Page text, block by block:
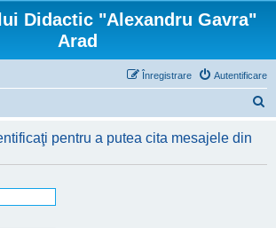
Didactic "Alexandru Gavra"
Arad
Autentificare
Înregistrare
t
pentru a putea cita mesajele din